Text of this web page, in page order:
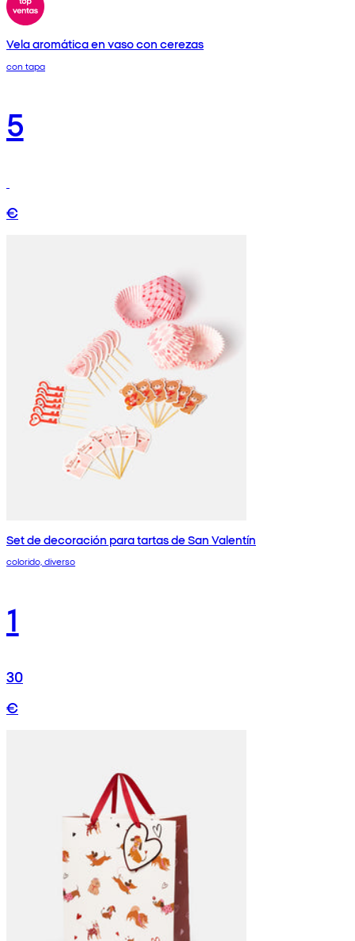
Vela aromática en vaso con cerezas
con tapa
5
€
Set de decoración para tartas de San Valentín
colorido, diverso
1
30
€